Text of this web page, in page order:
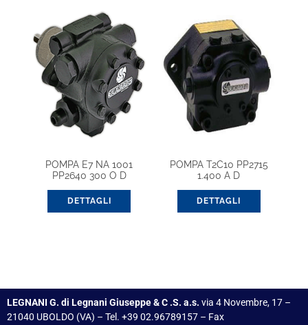
POMPA E7 NA 1001
PP2640 300 O D
DETTAGLI
POMPA T2C10 PP2715
1.400 A D
DETTAGLI
LEGNANI G. di Legnani Giuseppe & C .S. a.s. via 4 Novembre, 17 –
21040 UBOLDO (VA) – Tel. +39 02.96789157 – Fax